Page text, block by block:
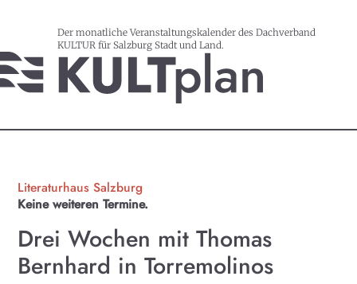
Der monatliche Veranstaltungskalender des Dachverband
KULTUR für Salzburg Stadt und Land.
Literaturhaus Salzburg
Keine weiteren Termine.
Drei Wochen mit Thomas
Bernhard in Torremolinos